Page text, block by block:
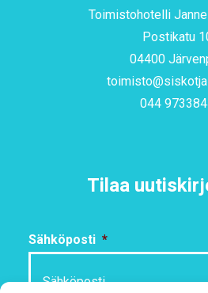
Toimistohotelli
Postikatu
04400
044
Tilaa
Sähköposti *